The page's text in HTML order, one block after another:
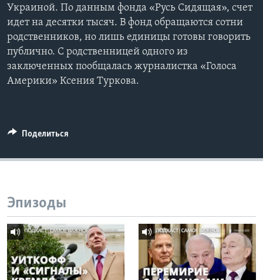
Украиной. По данным фонда «Русь Сидящая», счет
идет на десятки тысяч. В фонд обращаются сотни
родственников, но лишь единицы готовы говорить
публично. С родственницей одного из
заключенных пообщалась журналистка «Голоса
Америки» Ксения Туркова.
Поделиться
Эпизоды